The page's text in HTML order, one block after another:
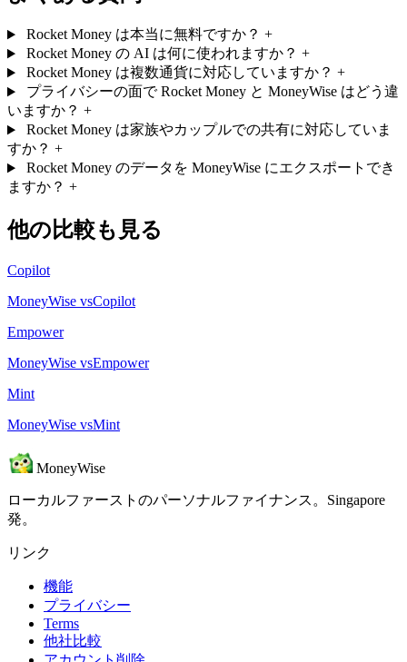
Rocket Money は本当に無料ですか？ +
Rocket Money の AI は何に使われますか？ +
Rocket Money は複数通貨に対応していますか？ +
プライバシーの面で Rocket Money と MoneyWise はどう違
いますか？ +
Rocket Money は家族やカップルでの共有に対応していま
すか？ +
Rocket Money のデータを MoneyWise にエクスポートでき
ますか？ +
他の比較も見る
Copilot
MoneyWise vsCopilot
Empower
MoneyWise vsEmpower
Mint
MoneyWise vsMint
MoneyWise
ローカルファーストのパーソナルファイナンス。Singapore
発。
リンク
機能
プライバシー
Terms
他社比較